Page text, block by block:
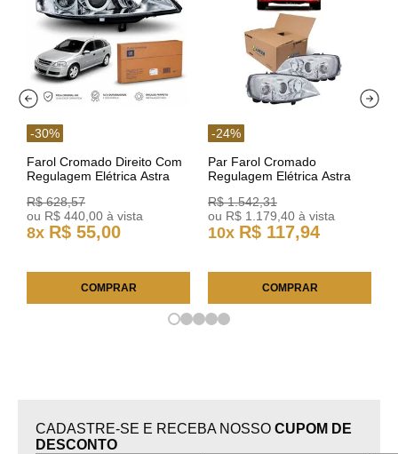
-30%
Farol Cromado Direito Com
Regulagem Elétrica Astra
R$ 628,57
ou R$ 440,00 à vista
8x R$ 55,00
COMPRAR
-24%
Par Farol Cromado
Regulagem Elétrica Astra
R$ 1.542,31
ou R$ 1.179,40 à vista
10x R$ 117,94
COMPRAR
CADASTRE-SE E RECEBA NOSSO CUPOM DE
DESCONTO